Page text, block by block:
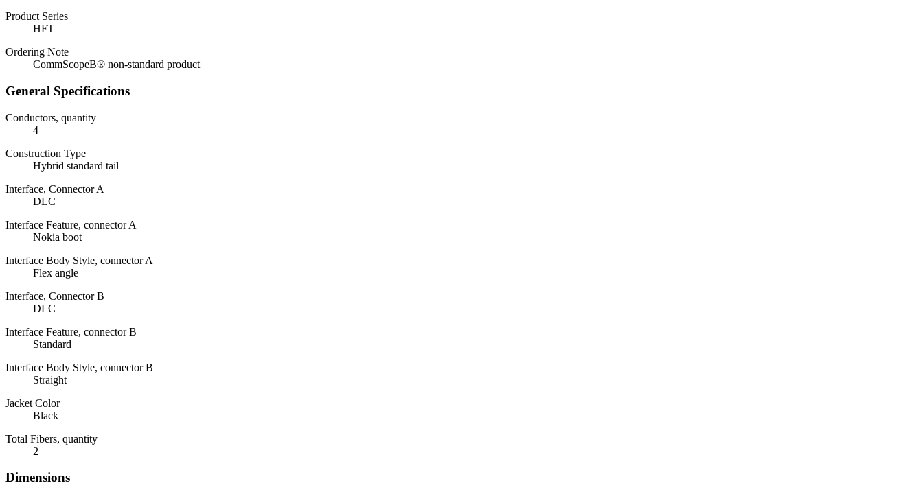
Product Series
HFT
Ordering Note
CommScopeВ® non-standard product
General Specifications
Conductors, quantity
4
Construction Type
Hybrid standard tail
Interface, Connector A
DLC
Interface Feature, connector A
Nokia boot
Interface Body Style, connector A
Flex angle
Interface, Connector B
DLC
Interface Feature, connector B
Standard
Interface Body Style, connector B
Straight
Jacket Color
Black
Total Fibers, quantity
2
Dimensions